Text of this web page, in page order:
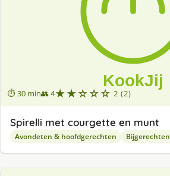
⏱ 30 min👥 4★★☆☆☆ 2 (2)
Spirelli met courgette en munt
Avondeten & hoofdgerechten Bijgerechten